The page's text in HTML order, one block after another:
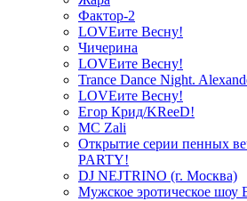
Фактор-2
LOVEите Весну!
Чичерина
LOVEите Весну!
Trance Dance Night.
LOVEите Весну!
Егор Крид/KReeD!
MC Zali
Открытие серии пенных
PARTY!
DJ NEJTRINO (г. Москва)
Мужское эротическое шоу